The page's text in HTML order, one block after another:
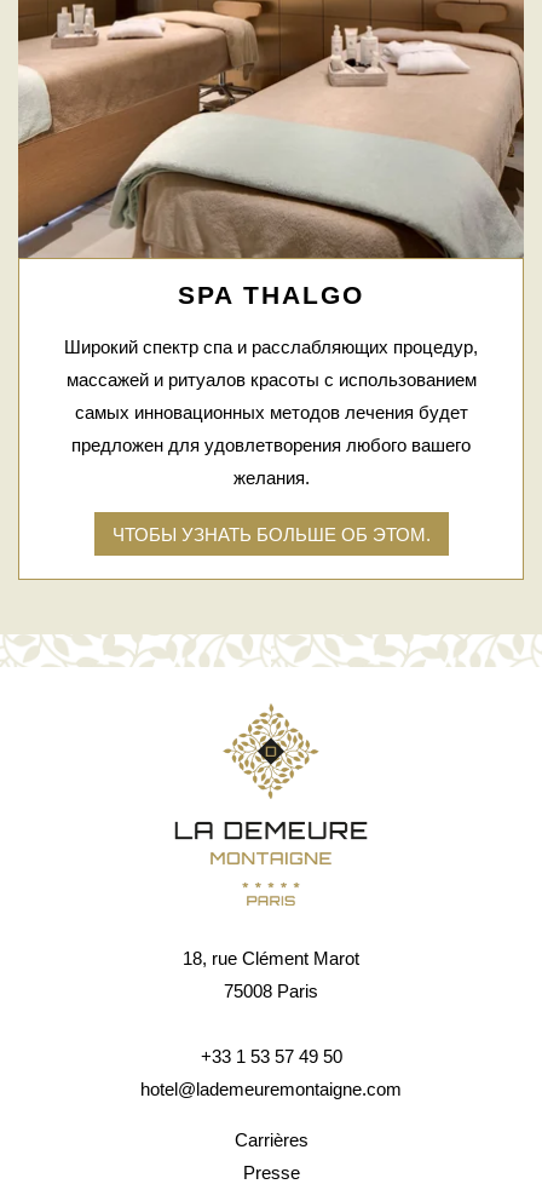
SPA THALGO
Широкий спектр спа и расслабляющих процедур,
массажей и ритуалов красоты с использованием
самых инновационных методов лечения будет
предложен для удовлетворения любого вашего
желания.
ЧТОБЫ УЗНАТЬ БОЛЬШЕ ОБ ЭТОМ.
18, rue Clément Marot
75008 Paris
+33 1 53 57 49 50
hotel@lademeuremontaigne.com
Carrières
Presse